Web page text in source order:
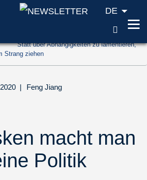
(Accesskey '1')
(Accesskey '2')
DE
Statt über Abhängigkeiten zu lamentieren,
Strang ziehen
| Feng Jiang
macht man
Politik